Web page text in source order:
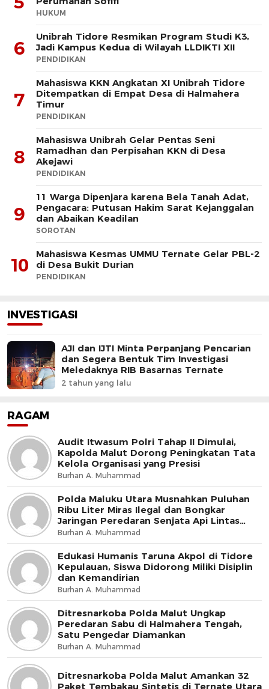
HUKUM
6
Unibrah Tidore Resmikan Program Studi K3,
Jadi Kampus Kedua di Wilayah LLDIKTI XII
PENDIDIKAN
7
Mahasiswa KKN Angkatan XI Unibrah Tidore
Ditempatkan di Empat Desa di Halmahera
Timur
PENDIDIKAN
8
Mahasiswa Unibrah Gelar Pentas Seni
Ramadhan dan Perpisahan KKN di Desa
Akejawi
PENDIDIKAN
9
11 Warga Dipenjara karena Bela Tanah Adat,
Pengacara: Putusan Hakim Sarat Kejanggalan
dan Abaikan Keadilan
SOROTAN
10
Mahasiswa Kesmas UMMU Ternate Gelar PBL-2
di Desa Bukit Durian
PENDIDIKAN
INVESTIGASI
AJI dan IJTI Minta Perpanjang Pencarian
dan Segera Bentuk Tim Investigasi
Meledaknya RIB Basarnas Ternate
2 tahun yang lalu
RAGAM
Audit Itwasum Polri Tahap II Dimulai,
Kapolda Malut Dorong Peningkatan Tata
Kelola Organisasi yang Presisi
Burhan A. Muhammad
Polda Maluku Utara Musnahkan Puluhan
Ribu Liter Miras Ilegal dan Bongkar
Jaringan Peredaran Senjata Api Lintas
Negara
Burhan A. Muhammad
Edukasi Humanis Taruna Akpol di Tidore
Kepulauan, Siswa Didorong Miliki Disiplin
dan Kemandirian
Burhan A. Muhammad
Ditresnarkoba Polda Malut Ungkap
Peredaran Sabu di Halmahera Tengah,
Satu Pengedar Diamankan
Burhan A. Muhammad
Ditresnarkoba Polda Malut Amankan 32
Paket Tembakau Sintetis di Ternate Utara